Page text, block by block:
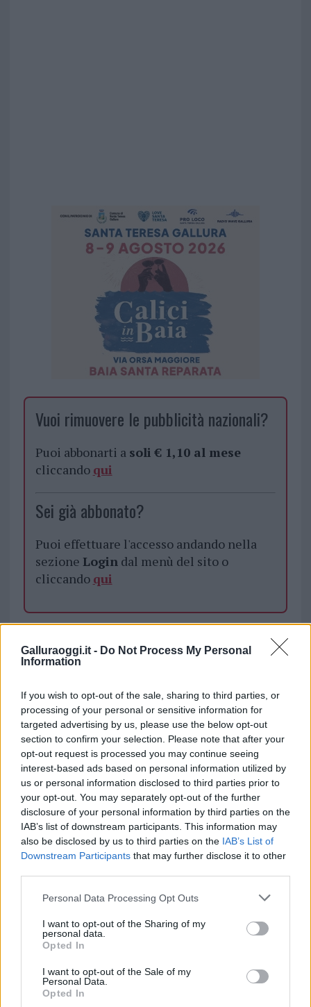
Galluraoggi.it - Do Not Process My Personal
Information
If you wish to opt-out of the sale, sharing to third parties, or
processing of your personal or sensitive information for
targeted advertising by us, please use the below opt-out
section to confirm your selection. Please note that after your
opt-out request is processed you may continue seeing
interest-based ads based on personal information utilized by
us or personal information disclosed to third parties prior to
your opt-out. You may separately opt-out of the further
disclosure of your personal information by third parties on the
IAB’s list of downstream participants. This information may
also be disclosed by us to third parties on the IAB’s List of
Downstream Participants that may further disclose it to other
Please note that this website/app uses one or more Google
not limited to your visit or usage behaviour. You may click to
grant or deny consent to Google and its third-party tags to
use your data for below specified purposes in below Google
consent section.
Personal Data Processing Opt Outs
I want to opt-out of the Sharing of my
personal data.
Opted In
I want to opt-out of the Sale of my
Personal Data.
Opted In
Vuoi rimuovere le pubblicità nazionali?
Puoi abbonarti a soli € 1,10 al mese
cliccando qui
Sei già abbonato?
Puoi effettuare l'accesso andando nella
sezione Logindal menù del sito o
cliccando qui
Su WhatsApp al numero +39
345 356 7512
Notizie in tempo reale?
Entra nel canale telegram di
GalluraOggi.it
Ricevi le nostre ultime news
da
Condividi l'articolo